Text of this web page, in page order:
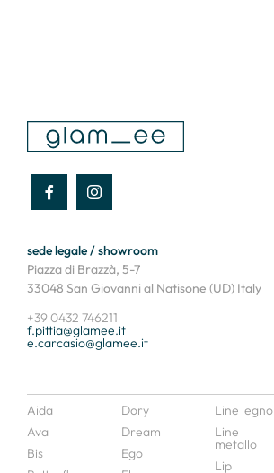
sede legale / showroom
Piazza di Brazzà, 5-7
33048 San Giovanni al Natisone (UD) Italy
+39 0432 746211
f.pittia@glamee.it
e.carcasio@glamee.it
Aida
Ava
Bis
Dory
Dream
Ego
Line legno
Line
metallo
Lip